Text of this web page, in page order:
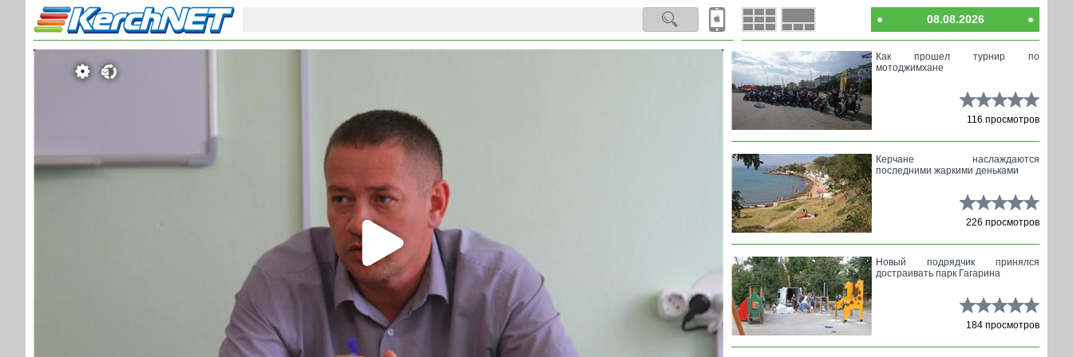
08.08.2026
Как прошел турнир по
мотоджимхане
116 просмотров
Керчане наслаждаются
последними жаркими деньками
226 просмотров
Новый подрядчик принялся
достраивать парк Гагарина
184 просмотров